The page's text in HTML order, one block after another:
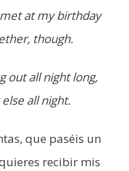
at my birthday
though.
out all night long,
all night.
que paséis un
recibir mis